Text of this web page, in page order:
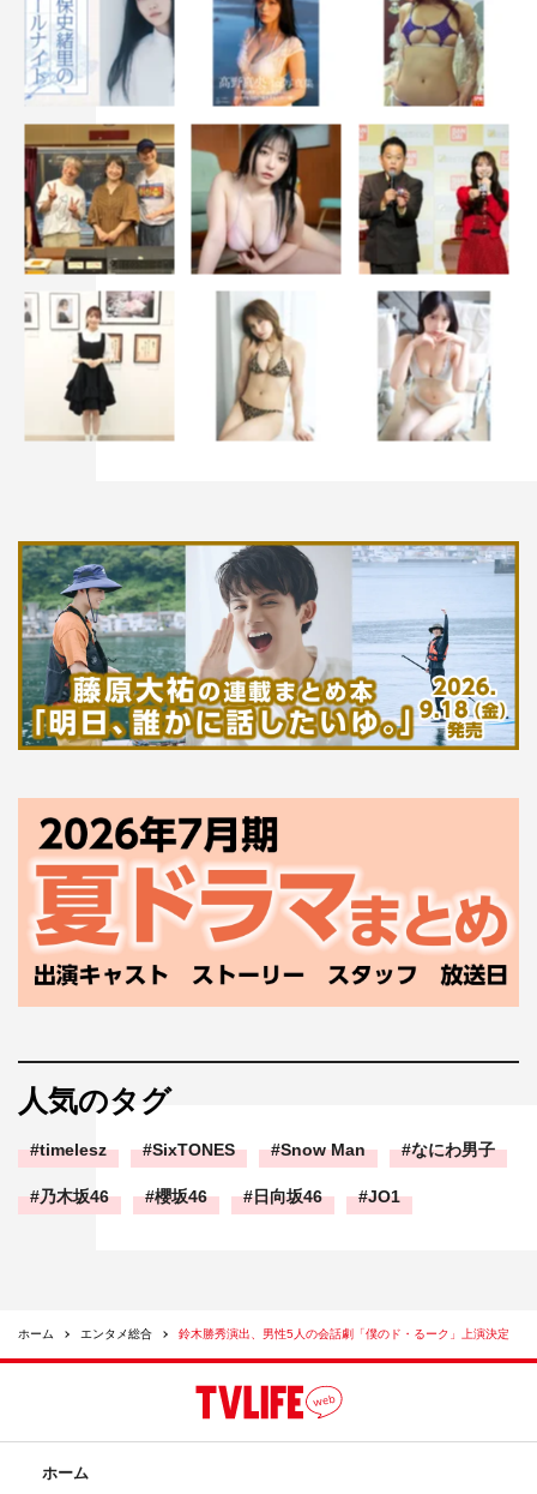
人気のタグ
timelesz SixTONES Snow Man なにわ男子
乃木坂46 櫻坂46 日向坂46 JO1
ホーム エンタメ総合 鈴木勝秀演出、男性5人の会話劇「僕のド・るーク」上演決定
ホーム